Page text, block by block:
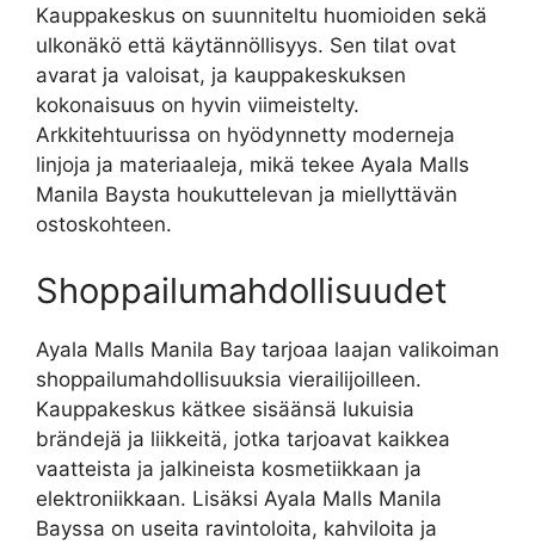
Kauppakeskus on suunniteltu huomioiden sekä
ulkonäkö että käytännöllisyys. Sen tilat ovat
avarat ja valoisat, ja kauppakeskuksen
kokonaisuus on hyvin viimeistelty.
Arkkitehtuurissa on hyödynnetty moderneja
linjoja ja materiaaleja, mikä tekee Ayala Malls
Manila Baysta houkuttelevan ja miellyttävän
ostoskohteen.
Shoppailumahdollisuudet
Ayala Malls Manila Bay tarjoaa laajan valikoiman
shoppailumahdollisuuksia vierailijoilleen.
Kauppakeskus kätkee sisäänsä lukuisia
brändejä ja liikkeitä, jotka tarjoavat kaikkea
vaatteista ja jalkineista kosmetiikkaan ja
elektroniikkaan. Lisäksi Ayala Malls Manila
Bayssa on useita ravintoloita, kahviloita ja